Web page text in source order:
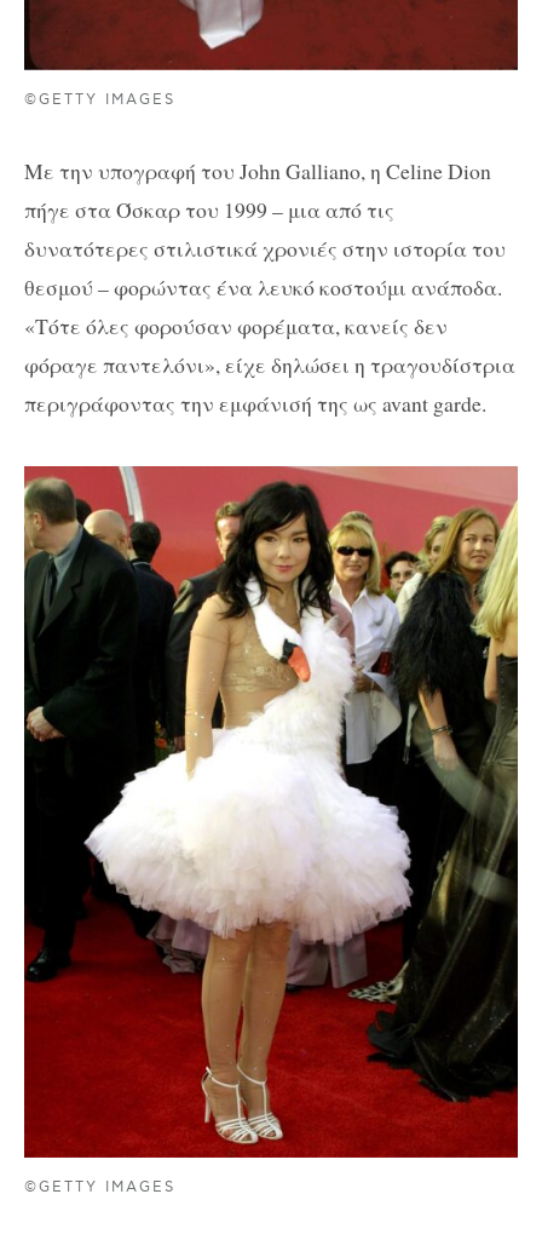
©GETTY IMAGES
Με την υπογραφή του John Galliano, η Celine Dion
πήγε στα Όσκαρ του 1999 – μια από τις
δυνατότερες στιλιστικά χρονιές στην ιστορία του
θεσμού – φορώντας ένα λευκό κοστούμι ανάποδα.
«Τότε όλες φορούσαν φορέματα, κανείς δεν
φόραγε παντελόνι», είχε δηλώσει η τραγουδίστρια
περιγράφοντας την εμφάνισή της ως avant garde.
©GETTY IMAGES